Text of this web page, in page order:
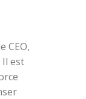
CEO,
est